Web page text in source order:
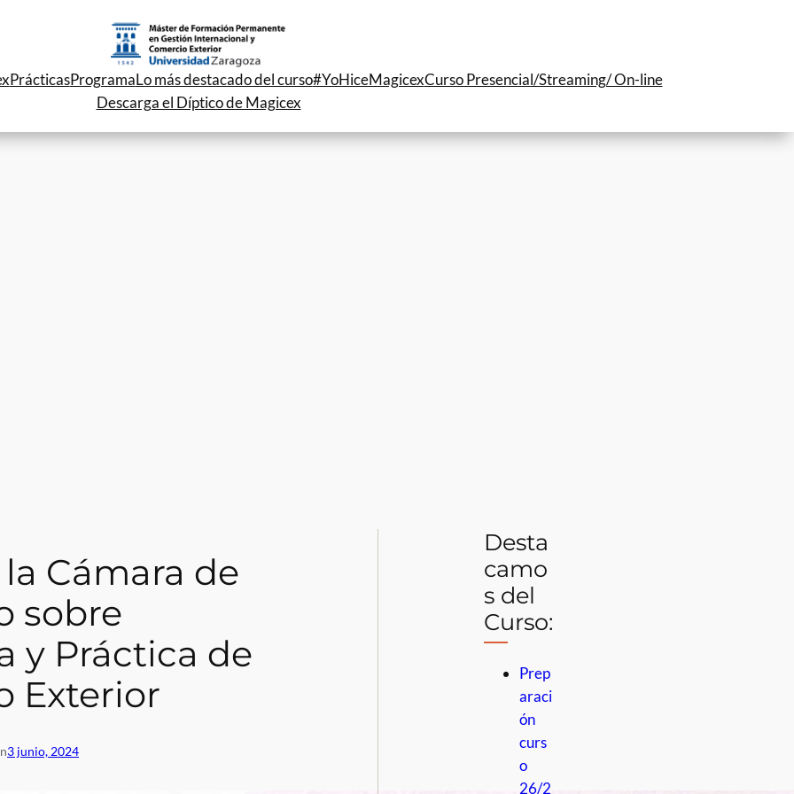
PrácticasProgramaLo más destacado del curso#YoHiceMagicexCurso Presencial/Streaming/ On-line
Descarga el Díptico de Magicex
Cámara de
sobre
y Práctica de
Exterior
3 junio, 2024
Desta
camo
s del
Curso:
Prep
araci
ón
curs
o
26/2